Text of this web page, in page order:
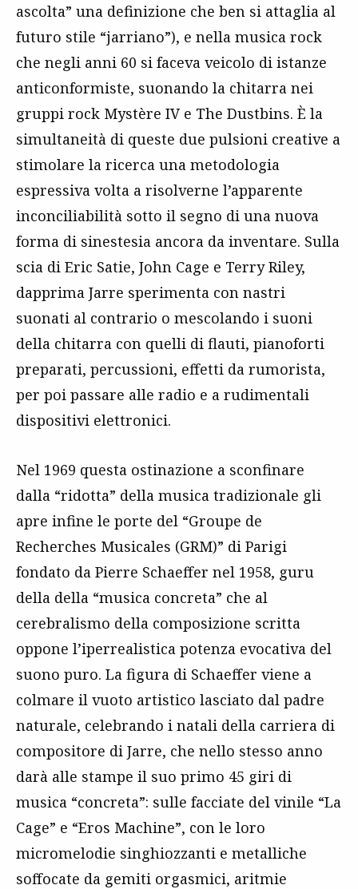
ascolta” una definizione che ben si attaglia al
futuro stile “jarriano”), e nella musica rock
che negli anni 60 si faceva veicolo di istanze
anticonformiste, suonando la chitarra nei
gruppi rock Mystère IV e The Dustbins. È la
simultaneità di queste due pulsioni creative a
stimolare la ricerca una metodologia
espressiva volta a risolverne l’apparente
inconciliabilità sotto il segno di una nuova
forma di sinestesia ancora da inventare. Sulla
scia di Eric Satie, John Cage e Terry Riley,
dapprima Jarre sperimenta con nastri
suonati al contrario o mescolando i suoni
della chitarra con quelli di flauti, pianoforti
preparati, percussioni, effetti da rumorista,
per poi passare alle radio e a rudimentali
dispositivi elettronici.
Nel 1969 questa ostinazione a sconfinare
dalla “ridotta” della musica tradizionale gli
apre infine le porte del “Groupe de
Recherches Musicales (GRM)” di Parigi
fondato da Pierre Schaeffer nel 1958, guru
della della “musica concreta” che al
cerebralismo della composizione scritta
oppone l’iperrealistica potenza evocativa del
suono puro. La figura di Schaeffer viene a
colmare il vuoto artistico lasciato dal padre
naturale, celebrando i natali della carriera di
compositore di Jarre, che nello stesso anno
darà alle stampe il suo primo 45 giri di
musica “concreta”: sulle facciate del vinile “La
Cage” e “Eros Machine”, con le loro
micromelodie singhiozzanti e metalliche
soffocate da gemiti orgasmici, aritmie